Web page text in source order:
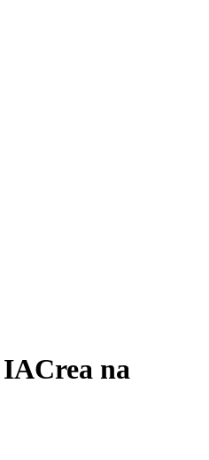
IACrea na